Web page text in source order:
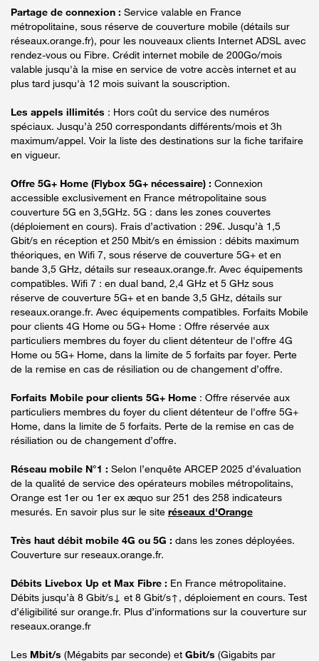
Partage de connexion : Service valable en France
métropolitaine, sous réserve de couverture mobile (détails sur
réseaux.orange.fr), pour les nouveaux clients Internet ADSL avec
rendez-vous ou Fibre. Crédit internet mobile de 200Go/mois
valable jusqu'à la mise en service de votre accès internet et au
plus tard jusqu'à 12 mois suivant la souscription.
Les appels illimités : Hors coût du service des numéros
spéciaux. Jusqu’à 250 correspondants différents/mois et 3h
maximum/appel. Voir la liste des destinations sur la fiche tarifaire
en vigueur.
Offre 5G+ Home (Flybox 5G+ nécessaire) : Connexion
accessible exclusivement en France métropolitaine sous
couverture 5G en 3,5GHz. 5G : dans les zones couvertes
(déploiement en cours). Frais d’activation : 29€. Jusqu’à 1,5
Gbit/s en réception et 250 Mbit/s en émission : débits maximum
théoriques, en Wifi 7, sous réserve de couverture 5G+ et en
bande 3,5 GHz, détails sur reseaux.orange.fr. Avec équipements
compatibles. Wifi 7 : en dual band, 2,4 GHz et 5 GHz sous
réserve de couverture 5G+ et en bande 3,5 GHz, détails sur
reseaux.orange.fr. Avec équipements compatibles. Forfaits Mobile
pour clients 4G Home ou 5G+ Home : Offre réservée aux
particuliers membres du foyer du client détenteur de l'offre 4G
Home ou 5G+ Home, dans la limite de 5 forfaits par foyer. Perte
de la remise en cas de résiliation ou de changement d’offre.
Forfaits Mobile pour clients 5G+ Home : Offre réservée aux
particuliers membres du foyer du client détenteur de l'offre 5G+
Home, dans la limite de 5 forfaits. Perte de la remise en cas de
résiliation ou de changement d’offre.
Réseau mobile N°1 : Selon l’enquête ARCEP 2025 d’évaluation
de la qualité de service des opérateurs mobiles métropolitains,
Orange est 1er ou 1er ex æquo sur 251 des 258 indicateurs
mesurés. En savoir plus sur le site réseaux d'Orange
Très haut débit mobile 4G ou 5G : dans les zones déployées.
Couverture sur reseaux.orange.fr.
Débits Livebox Up et Max Fibre : En France métropolitaine.
Débits jusqu’à 8 Gbit/s↓ et 8 Gbit/s↑, déploiement en cours. Test
d’éligibilité sur orange.fr. Plus d’informations sur la couverture sur
reseaux.orange.fr
Les Mbit/s (Mégabits par seconde) et Gbit/s (Gigabits par